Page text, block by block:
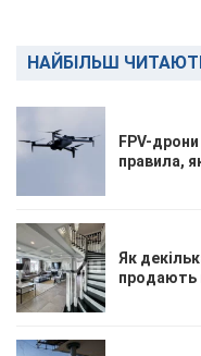
НАЙБІЛЬШ
FPV-
правила,
Як
продають